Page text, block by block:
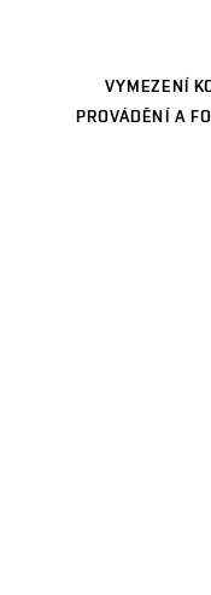
VYMEZENÍ
PROVÁDĚNÍ A